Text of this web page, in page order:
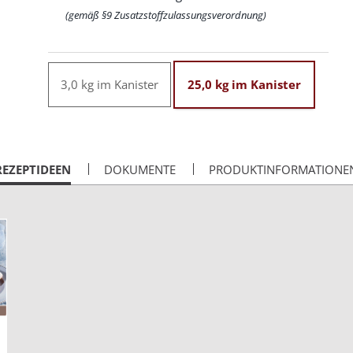
(gemäß §9 Zusatzstoffzulassungsverordnung)
3,0 kg im Kanister 25,0 kg im Kanister
DOKUMENTE